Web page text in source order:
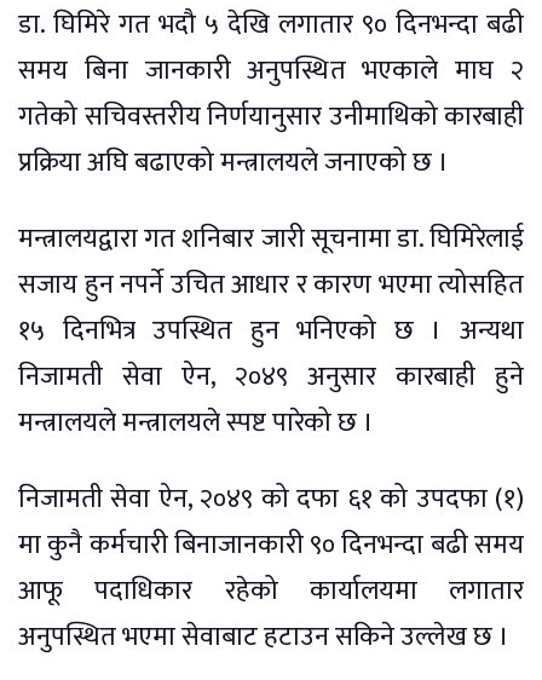
डा. घिमिरे गत भदौ ५ देखि लगातार ९० दिनभन्दा बढी
समय बिना जानकारी अनुपस्थित भएकाले माघ २
गतेको सचिवस्तरीय निर्णयानुसार उनीमाथिको कारबाही
प्रक्रिया अघि बढाएको मन्त्रालयले जनाएको छ ।
मन्त्रालयद्वारा गत शनिबार जारी सूचनामा डा. घिमिरेलाई
सजाय हुन नपर्ने उचित आधार र कारण भएमा त्योसहित
१५ दिनभित्र उपस्थित हुन भनिएको छ । अन्यथा
निजामती सेवा ऐन, २०४९ अनुसार कारबाही हुने
मन्त्रालयले मन्त्रालयले स्पष्ट पारेको छ ।
निजामती सेवा ऐन, २०४९ को दफा ६१ को उपदफा (१)
मा कुनै कर्मचारी बिनाजानकारी ९० दिनभन्दा बढी समय
आफू पदाधिकार रहेको कार्यालयमा लगातार
अनुपस्थित भएमा सेवाबाट हटाउन सकिने उल्लेख छ ।